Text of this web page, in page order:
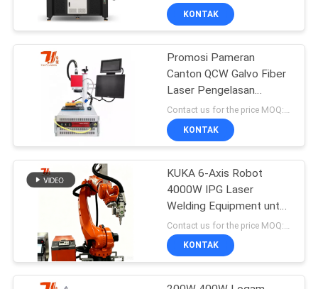
1070nm
KONTAK
Promosi Pameran
Canton QCW Galvo Fiber
Laser Pengelasan
Peralatan Untuk 18650
Lithium Baterai Nikel
Lembar
KONTAK
KUKA 6-Axis Robot
4000W IPG Laser
Welding Equipment untuk
pengelasan 3D kompleks
dari perakitan logam
KONTAK